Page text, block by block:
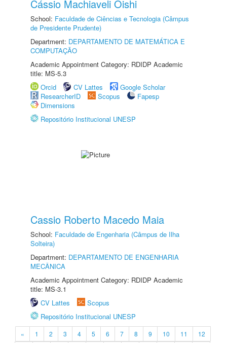
Cássio Machiaveli Oishi
School: Faculdade de Ciências e Tecnologia (Câmpus
de Presidente Prudente)
Department: DEPARTAMENTO DE MATEMÁTICA E
COMPUTAÇÃO
Academic Appointment Category: RDIDP Academic
title: MS-5.3
Orcid
CV Lattes
Google Scholar
ResearcherID
Scopus
Fapesp
Dimensions
Repositório Institucional UNESP
Cassio Roberto Macedo Maia
School: Faculdade de Engenharia (Câmpus de Ilha
Solteira)
Department: DEPARTAMENTO DE ENGENHARIA
MECÂNICA
Academic Appointment Category: RDIDP Academic
title: MS-3.1
CV Lattes
Scopus
Repositório Institucional UNESP
« 1 2 3 4 5 6 7 8 9 10 11
12